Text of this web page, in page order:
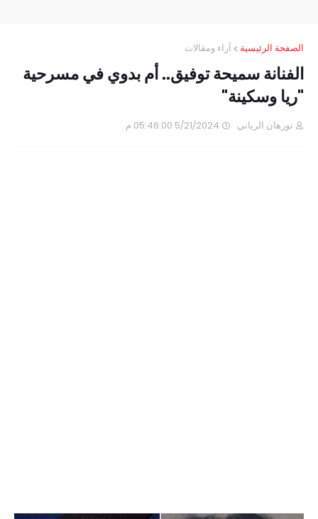
الصفحة الرئيسية آراء ومقالات
الفنانة سميحة توفيق.. أم بدوي في مسرحية
"ريا وسكينة"
نورهان الرياني 5/21/2024 05:46:00 م